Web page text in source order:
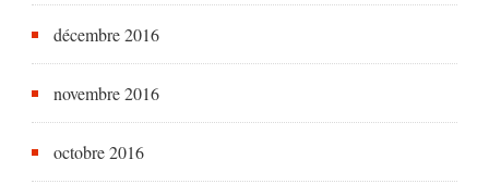
décembre 2016
novembre 2016
octobre 2016